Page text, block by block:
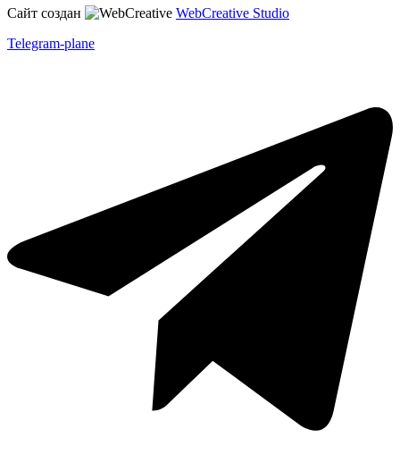
Сайт создан
WebCreative Studio
Telegram-plane